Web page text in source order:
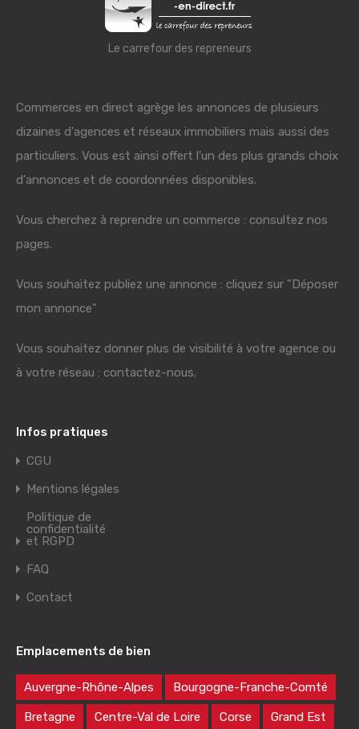
Le carrefour des repreneurs
Commerces en direct agrège les annonces de plusieurs
dizaines d'agences et réseaux immobiliers mais aussi des
particuliers. Vous est ainsi offert l'un des plus grands choix
d'annonces et de coordonnées disponibles.
Vous cherchez à reprendre un commerce : consultez nos
pages.
Vous souhaitez publiez une annonce : cliquez sur "Déposer
mon annonce"
Vous souhaitez donner plus de visibilité à votre agence ou
à votre réseau : contactez-nous.
Infos pratiques
CGU
Mentions légales
Politique de
confidentialité
et RGPD
FAQ
Contact
Emplacements de bien
Auvergne-Rhône-Alpes Bourgogne-Franche-Comté
Bretagne Centre-Val de Loire Corse Grand Est